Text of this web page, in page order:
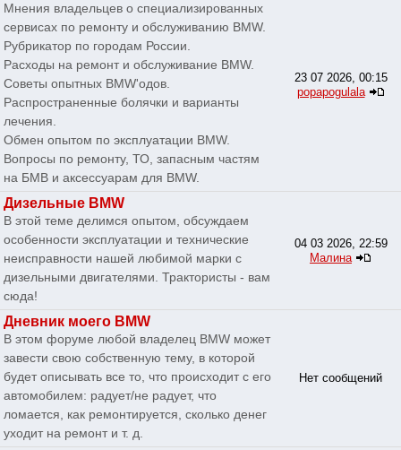
Мнения владельцев о специализированных
сервисах по ремонту и обслуживанию BMW.
Рубрикатор по городам России.
Расходы на ремонт и обслуживание BMW.
Советы опытных BMW'одов.
Распространенные болячки и варианты
лечения.
Обмен опытом по эксплуатации BMW.
Вопросы по ремонту, ТО, запасным частям
на БМВ и аксессуарам для BMW.
23 07 2026, 00:15
popapogulala
Дизельные BMW
В этой теме делимся опытом, обсуждаем
особенности эксплуатации и технические
неисправности нашей любимой марки с
дизельными двигателями. Трактористы - вам
сюда!
04 03 2026, 22:59
Малина
Дневник моего BMW
В этом форуме любой владелец BMW может
завести свою собственную тему, в которой
будет описывать все то, что происходит с его
автомобилем: радует/не радует, что
ломается, как ремонтируется, сколько денег
уходит на ремонт и т. д.
Нет сообщений